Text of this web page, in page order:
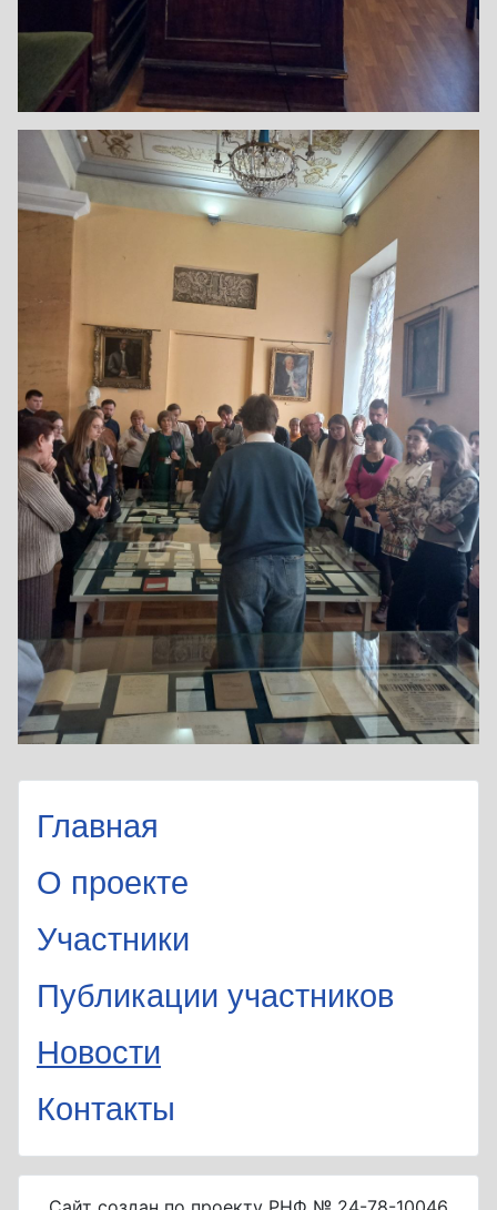
Главная
О проекте
Участники
Публикации участников
Новости
Контакты